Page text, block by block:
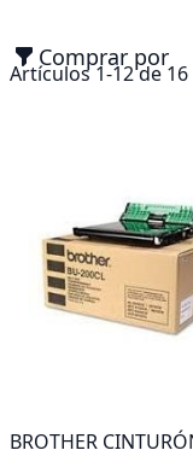
Comprar por
Artículos1-12de16
BROTHER